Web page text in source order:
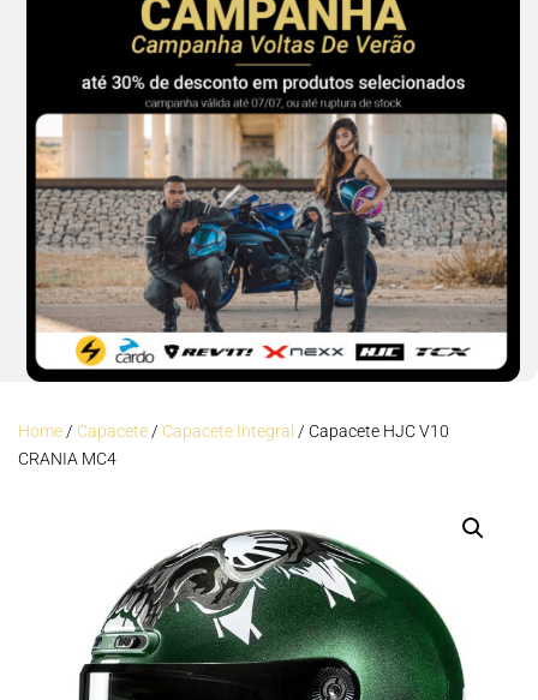
Home/ Capacete/ Capacete Integral / Capacete HJC V10
CRANIA MC4